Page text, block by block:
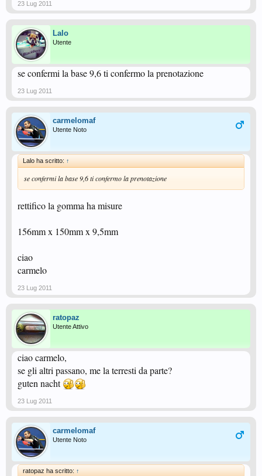
23 Lug 2011
Lalo
Utente
se confermi la base 9,6 ti confermo la prenotazione
23 Lug 2011
carmelomaf
Utente Noto
Lalo ha scritto: ↑
se confermi la base 9,6 ti confermo la prenotazione
rettifico la gomma ha misure
156mm x 150mm x 9,5mm
ciao
carmelo
23 Lug 2011
ratopaz
Utente Attivo
ciao carmelo,
se gli altri passano, me la terresti da parte?
guten nacht
23 Lug 2011
carmelomaf
Utente Noto
ratopaz ha scritto: ↑